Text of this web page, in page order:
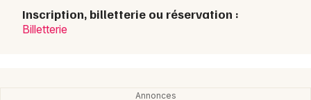
Inscription, billetterie ou réservation :
Billetterie